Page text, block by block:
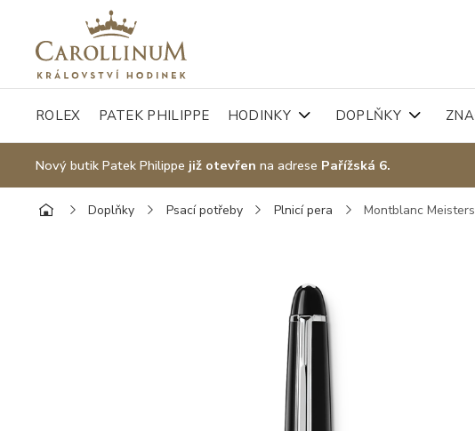
ROLEX PATEK PHILIPPE HODINKY DOPLŇKY
Nový butik Patek Philippe již otevřen na adrese Pařížská 6.
Doplňky Psací potřeby Plnicí pera Montblanc